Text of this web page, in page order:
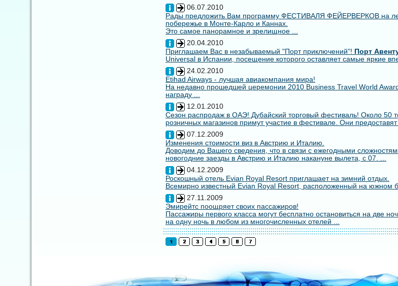
06.07.2010
Рады предложить Вам программу ФЕСТИВАЛЯ ФЕЙЕРВЕРКОВ на
побережье в Монте-Карло и Каннах.
Это самое панорамное и зрелищное ...
20.04.2010
Приглашаем Вас в незабываемый "Порт приключений"! Порт
Universal в Испании, посещение которого оставляет самые яркие
24.02.2010
Etihad Airways - лучшая авиакомпания мира!
На недавно прошедшей церемонии 2010 Business Travel World
награду ...
12.01.2010
Сезон распродаж в ОАЭ! Дубайский торговый фестиваль! Около 50
розничных магазинов примут участие в фестивале. Они предоставят
07.12.2009
Изменения стоимости виз в Австрию и Италию.
Доводим до Вашего сведения, что в связи с ежегодными
новогодние заезды в Австрию и Италию накануне вылета, с 07. ...
04.12.2009
Роскошный отель Evian Royal Resort приглашает на зимний отдых.
Всемирно известный Evian Royal Resort, расположенный на южном
27.11.2009
Эмирейтс поощряет своих пассажиров!
Пассажиры первого класса могут бесплатно остановиться на две
на одну ночь в любом из многочисленных отелей ...